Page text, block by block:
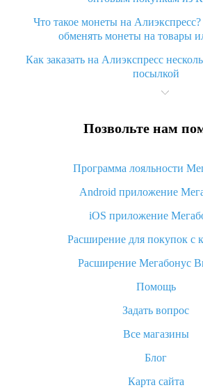
Что такое монеты на
обменять монеты на товары
Как заказать на Алиэкспресс
посылкой
Что значит статус «Заказ закрыт» на
Что делать, если Алиэкспресс просит
Как узнать, куда пришла посылка
Вы отменили заказ на Алиэкспресс,
Что такое баллы на Алиэкспресс,
«AliExpress Standard Shipping»: что это
как его отслеживать
Как покупать оптом на
Что делать, если не пришел товар
возврата денег
Позвольте нам
Программа лояльности
Android приложение
iOS приложение
Расширение для покупок с
Расширение Мегабонус
Помощь
Задать вопрос
Все магазины
Блог
Карта сайта